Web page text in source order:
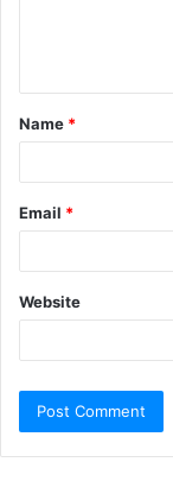
Name *
Email *
Website